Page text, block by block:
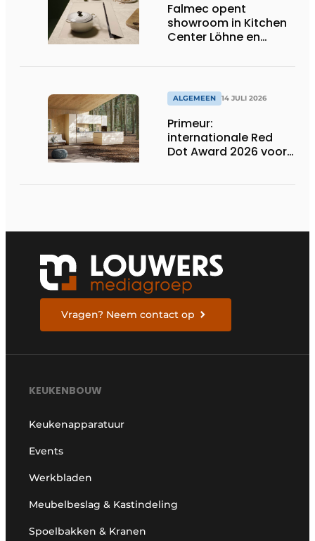
Falmec opent
showroom in Kitchen
Center Löhne en
ALGEMEEN 14 JULI 2026
Primeur:
internationale Red
Dot Award 2026 voor
Vragen? Neem contact op
KEUKENBOUW
Keukenapparatuur
Events
Werkbladen
Meubelbeslag & Kastindeling
Spoelbakken & Kranen